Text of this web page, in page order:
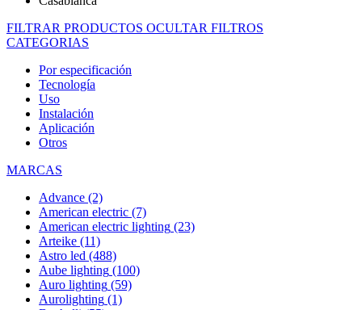
FILTRAR PRODUCTOS OCULTAR FILTROS
CATEGORIAS
Por especificación
Tecnología
Uso
Instalación
Aplicación
Otros
MARCAS
Advance (2)
American electric (7)
American electric lighting (23)
Arteike (11)
Astro led (488)
Aube lighting (100)
Auro lighting (59)
Aurolighting (1)